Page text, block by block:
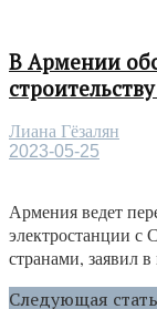
В Армении
Лиана Гёзалян
2023-05-25
Армения ведет
электростанции
странами, заявил
Следующая